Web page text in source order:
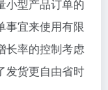
小型产品订单的
事宜来使用有限
长率的控制考虑
发货更自由省时